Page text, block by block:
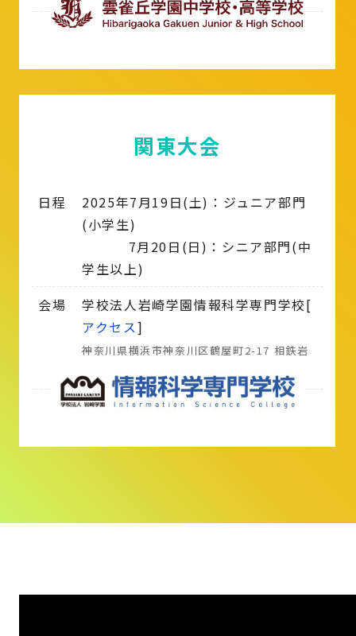
関東大会
日程
2025年7月19日(土)：ジュニア部門
(小学生)
7月20日(日)：シニア部門(中
学生以上)
会場
学校法人岩崎学園情報科学専門学校[
アクセス]
神奈川県横浜市神奈川区鶴屋町2-17 相鉄岩
崎学園ビル5階